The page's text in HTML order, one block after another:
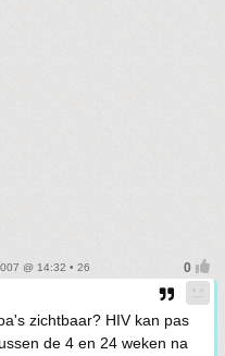
@ 14:32 • 26
zichtbaar? HIV kan pas
de 4 en 24 weken na